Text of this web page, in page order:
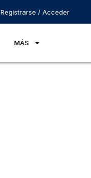
Registrarse / Acceder
MÁS